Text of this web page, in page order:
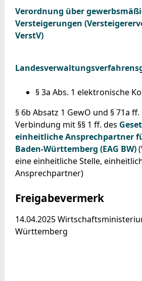
Verordnung über
Versteigerungen
VerstV)
§ 3a Abs. 1 elektronische
§ 6b Absatz 1 GewO und § 71a ff.
Verbindung mit §§ 1 ff. des
einheitliche Ansprechpartner
Baden-Württemberg (EAG BW)
eine einheitliche Stelle,
Ansprechpartner)
Freigabevermerk
14.04.2025
Württemberg